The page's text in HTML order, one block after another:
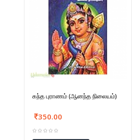
கந்த புராணம் (ஆனந்த நிலையம்)
350.00